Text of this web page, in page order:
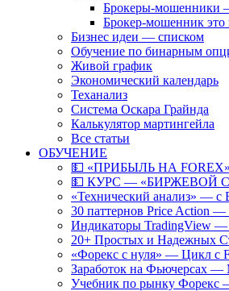
Брокеры-мошенники
Брокер-мошенник это
Бизнес идеи — списком
Обучение по бинарным
Живой график
Экономический календарь
Теханализ
Система Оскара Грайнда
Калькулятор мартингейла
Все статьи
ОБУЧЕНИЕ
💵 «ПРИБЫЛЬ НА
💵 КУРС — «БИРЖЕВОЙ
«Технический анализ» — с
30 паттернов Price Action
Индикаторы TradingView
20+ Простых и Надежных
«Форекс с нуля» — Цикл с
Заработок на
Учебник по рынку